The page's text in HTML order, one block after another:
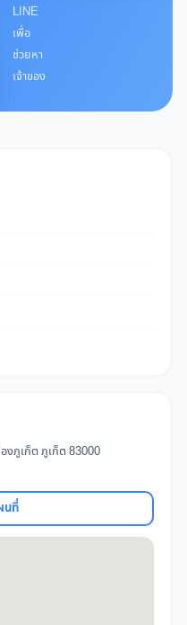
LINE
เพื่อ
ช่วยหา
เจ้าของ
งภูเก็ต ภูเก็ต 83000
นที่